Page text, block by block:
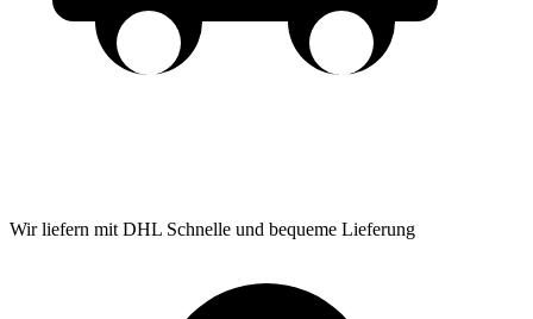
Wir liefern mit DHL Schnelle und bequeme Lieferung